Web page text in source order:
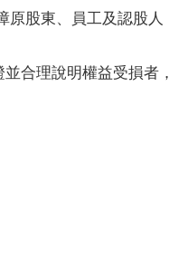
原股東、員工及認股人
合理說明權益受損者，